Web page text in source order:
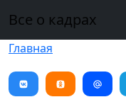
Все о кадрах
Главная